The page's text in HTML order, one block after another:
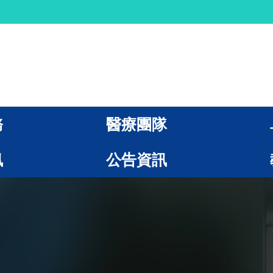
醫療團隊
公告資訊